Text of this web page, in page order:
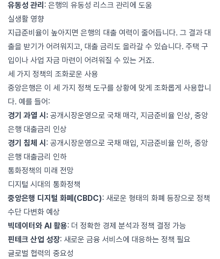
유동성 관리 : 은행의 유동성 리스크 관리에 도움
실생활 영향
지급준비율이 높아지면 은행의 대출 여력이 줄어듭니다. 그 결과 대
출을 받기가 어려워지고, 대출 금리도 올라갈 수 있습니다. 주택 구
입이나 사업 자금 마련이 어려워질 수 있는 거죠.
세 가지 정책의 조화로운 사용
중앙은행은 이 세 가지 정책 도구를 상황에 맞게 조화롭게 사용합니
다. 예를 들어:
경기 과열 시: 공개시장운영으로 국채 매각, 지금준비율 인상, 중앙
은행 대출금리 인상
경기 침체 시 : 공개시장운영으로 국채 매입, 지금준비율 인하, 중앙
은행 대출금리 인하
통화정책의 미래 전망
디지털 시대의 통화정책
중앙은행 디지털 화폐(CBDC): 새로운 형태의 화폐 등장으로 정책
수단 다변화 예상
빅데이터와 AI 활용: 더 정확한 경제 분석과 정책 결정 가능
핀테크 산업 성장: 새로운 금융 서비스에 대응하는 정책 필요
글로벌 협력의 중요성